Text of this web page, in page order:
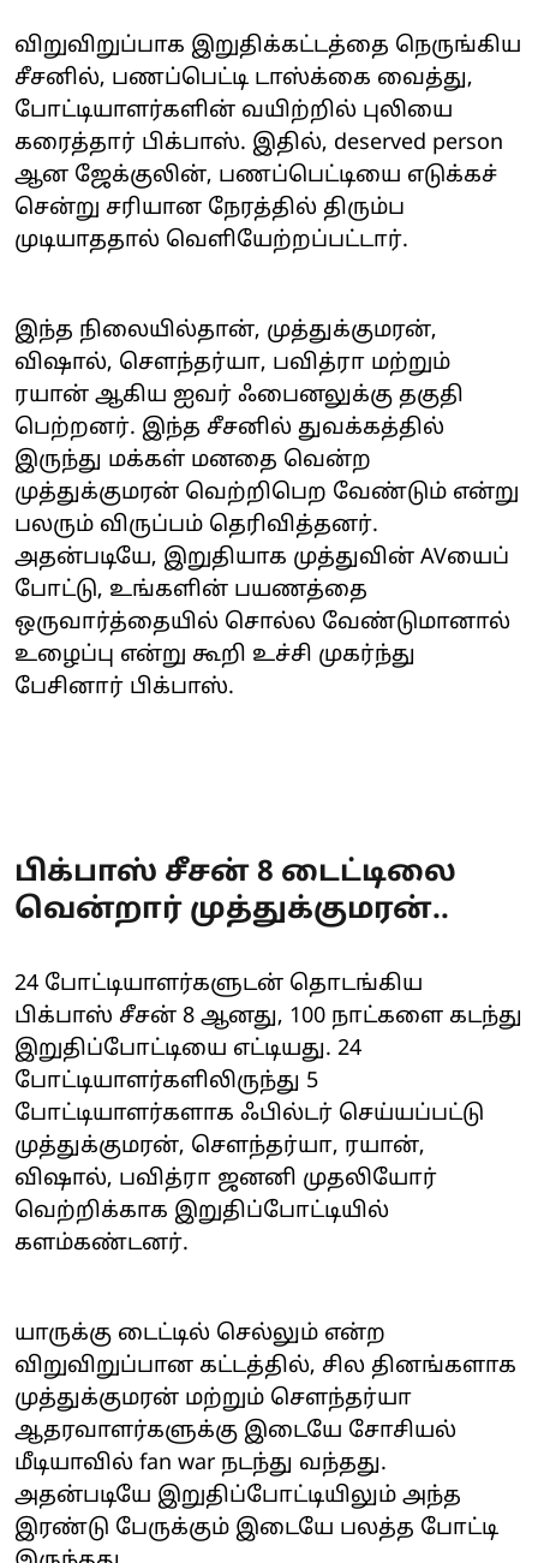
விறுவிறுப்பாக இறுதிக்கட்டத்தை நெருங்கிய
சீசனில், பணப்பெட்டி டாஸ்க்கை வைத்து,
போட்டியாளர்களின் வயிற்றில் புலியை
கரைத்தார் பிக்பாஸ். இதில், deserved person
ஆன ஜேக்குலின், பணப்பெட்டியை எடுக்கச்
சென்று சரியான நேரத்தில் திரும்ப
முடியாததால் வெளியேற்றப்பட்டார்.
இந்த நிலையில்தான், முத்துக்குமரன்,
விஷால், சௌந்தர்யா, பவித்ரா மற்றும்
ரயான் ஆகிய ஐவர் ஃபைனலுக்கு தகுதி
பெற்றனர். இந்த சீசனில் துவக்கத்தில்
இருந்து மக்கள் மனதை வென்ற
முத்துக்குமரன் வெற்றிபெற வேண்டும் என்று
பலரும் விருப்பம் தெரிவித்தனர்.
அதன்படியே, இறுதியாக முத்துவின் AVயைப்
போட்டு, உங்களின் பயணத்தை
ஒருவார்த்தையில் சொல்ல வேண்டுமானால்
உழைப்பு என்று கூறி உச்சி முகர்ந்து
பேசினார் பிக்பாஸ்.
பிக்பாஸ் சீசன் 8 டைட்டிலை
வென்றார் முத்துக்குமரன்..
24 போட்டியாளர்களுடன் தொடங்கிய
பிக்பாஸ் சீசன் 8 ஆனது, 100 நாட்களை கடந்து
இறுதிப்போட்டியை எட்டியது. 24
போட்டியாளர்களிலிருந்து 5
போட்டியாளர்களாக ஃபில்டர் செய்யப்பட்டு
முத்துக்குமரன், சௌந்தர்யா, ரயான்,
விஷால், பவித்ரா ஜனனி முதலியோர்
வெற்றிக்காக இறுதிப்போட்டியில்
களம்கண்டனர்.
யாருக்கு டைட்டில் செல்லும் என்ற
விறுவிறுப்பான கட்டத்தில், சில தினங்களாக
முத்துக்குமரன் மற்றும் சௌந்தர்யா
ஆதரவாளர்களுக்கு இடையே சோசியல்
மீடியாவில் fan war நடந்து வந்தது.
அதன்படியே இறுதிப்போட்டியிலும் அந்த
இரண்டு பேருக்கும் இடையே பலத்த போட்டி